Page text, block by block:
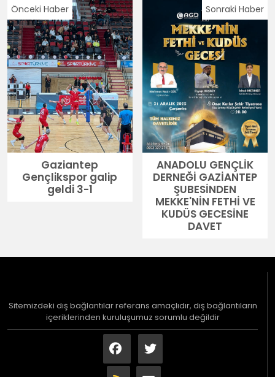
Önceki Haber
Gaziantep
Gençlikspor galip
geldi 3-1
Sonraki Haber
ANADOLU GENÇLİK
DERNEĞİ GAZİANTEP
ŞUBESİNDEN
MEKKE'NİN FETHİ VE
KUDÜS GECESİNE
DAVET
Sitemizdeki dış bağlantılar referans amaçlıdır, dış bağlantıların
içeriklerinden kuruluşumuz sorumlu değildir